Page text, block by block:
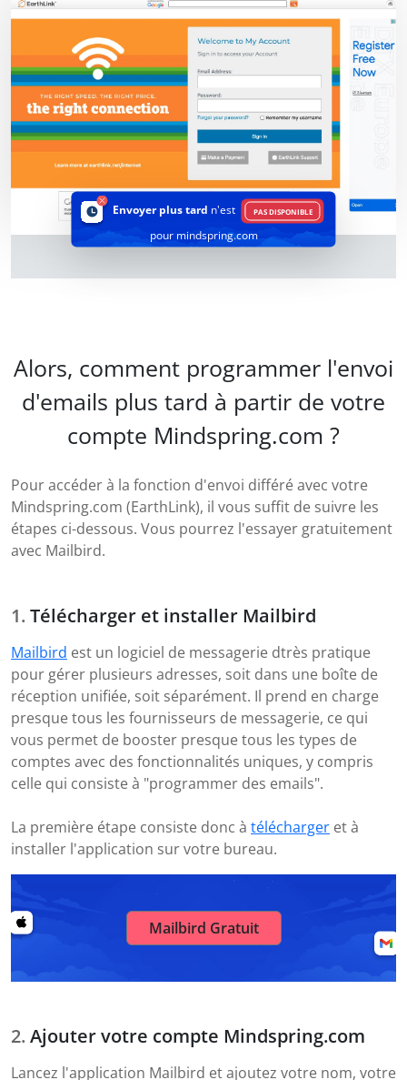
Envoyer plus tard n'est PAS DISPONIBLE
pour mindspring.com
Alors, comment programmer l'envoi
d'emails plus tard à partir de votre
compte Mindspring.com ?
Pour accéder à la fonction d'envoi différé avec votre
Mindspring.com (EarthLink), il vous suffit de suivre les
étapes ci-dessous. Vous pourrez l'essayer gratuitement
avec Mailbird.
Télécharger et installer Mailbird
Mailbird est un logiciel de messagerie dtrès pratique
pour gérer plusieurs adresses, soit dans une boîte de
réception unifiée, soit séparément. Il prend en charge
presque tous les fournisseurs de messagerie, ce qui
vous permet de booster presque tous les types de
comptes avec des fonctionnalités uniques, y compris
celle qui consiste à "programmer des emails".
La première étape consiste donc à télécharger et à
installer l'application sur votre bureau.
Mailbird Gratuit
Ajouter votre compte Mindspring.com
Lancez l'application Mailbird et ajoutez votre nom, votre